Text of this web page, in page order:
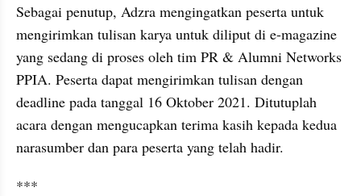
Sebagai penutup, Adzra mengingatkan peserta untuk
mengirimkan tulisan karya untuk diliput di e-magazine
yang sedang di proses oleh tim PR & Alumni Networks
PPIA. Peserta dapat mengirimkan tulisan dengan
deadline pada tanggal 16 Oktober 2021. Ditutuplah
acara dengan mengucapkan terima kasih kepada kedua
narasumber dan para peserta yang telah hadir.
***